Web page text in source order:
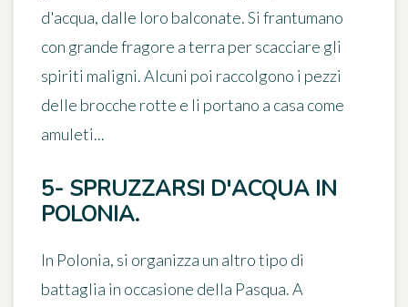
d'acqua, dalle loro balconate. Si frantumano
con grande fragore a terra per scacciare gli
spiriti maligni. Alcuni poi raccolgono i pezzi
delle brocche rotte e li portano a casa come
amuleti...
5- SPRUZZARSI D'ACQUA IN
POLONIA.
In Polonia, si organizza un altro tipo di
battaglia in occasione della Pasqua. A